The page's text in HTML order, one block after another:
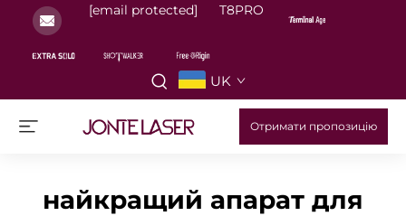
[email protected] T8PRO
UK
Отримати пропозицію
найкращий апарат для